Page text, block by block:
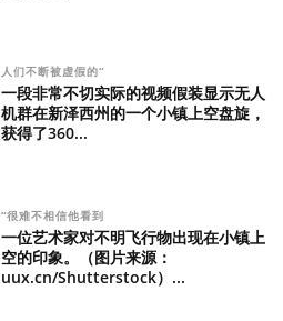
人们不断被虚假的“
一段非常不切实际的视频假装显示无人
机群在新泽西州的一个小镇上空盘旋，
获得了360...
“很难不相信他看到
一位艺术家对不明飞行物出现在小镇上
空的印象。（图片来源：
uux.cn/Shutterstock）...